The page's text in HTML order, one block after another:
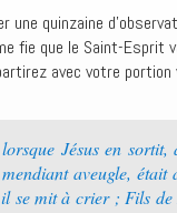
une quinzaine
fie que le Saint-Esprit
avec votre
Jésus en sortit,
aveugle,
il se mit à crier ; Fils